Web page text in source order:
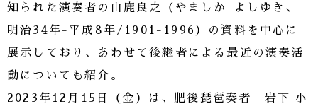
知られた演奏者の山鹿良之（やましか-よしゆき、
明治34年-平成8年/1901-1996）の資料を中心に
展示しており、あわせて後継者による最近の演奏活
動についても紹介。
2023年12月15日（金）は、肥後琵琶奏者 岩下 小